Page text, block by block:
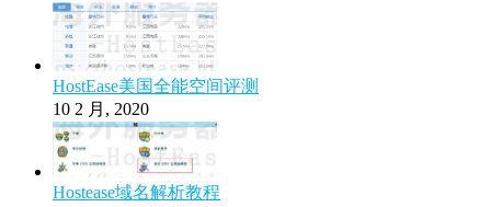
HostEase美国全能空间评测
10 2 月, 2020
Hostease域名解析教程